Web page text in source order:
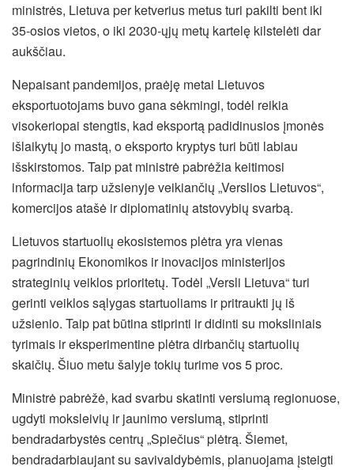
ministrės, Lietuva per ketverius metus turi pakilti bent iki
35-osios vietos, o iki 2030-ųjų metų kartelę kilstelėti dar
aukščiau.
Nepaisant pandemijos, praėję metai Lietuvos
eksportuotojams buvo gana sėkmingi, todėl reikia
visokeriopai stengtis, kad eksportą padidinusios įmonės
išlaikytų jo mastą, o eksporto kryptys turi būti labiau
išskirstomos. Taip pat ministrė pabrėžia keitimosi
informacija tarp užsienyje veikiančių „Verslios Lietuvos“,
komercijos atašė ir diplomatinių atstovybių svarbą.
Lietuvos startuolių ekosistemos plėtra yra vienas
pagrindinių Ekonomikos ir inovacijos ministerijos
strateginių veiklos prioritetų. Todėl „Versli Lietuva“ turi
gerinti veiklos sąlygas startuoliams ir pritraukti jų iš
užsienio. Taip pat būtina stiprinti ir didinti su moksliniais
tyrimais ir eksperimentine plėtra dirbančių startuolių
skaičių. Šiuo metu šalyje tokių turime vos 5 proc.
Ministrė pabrėžė, kad svarbu skatinti verslumą regionuose,
ugdyti moksleivių ir jaunimo verslumą, stiprinti
bendradarbystės centrų „Spiečius“ plėtrą. Šiemet,
bendradarbiaujant su savivaldybėmis, planuojama įsteigti